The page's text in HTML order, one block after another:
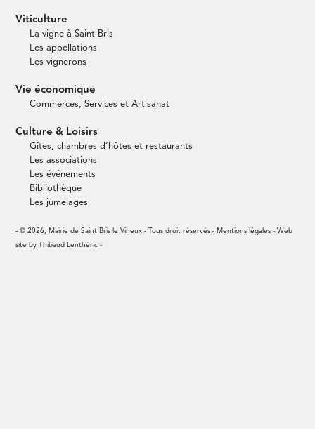
Viticulture
La vigne à Saint-Bris
Les appellations
Les vignerons
Vie économique
Commerces, Services et Artisanat
Culture & Loisirs
Gîtes, chambres d’hôtes et restaurants
Les associations
Les événements
Bibliothèque
Les jumelages
- © 2026, Mairie de Saint Bris le Vineux - Tous droit réservés - Mentions légales - Web
site by
Thibaud Lenthéric -